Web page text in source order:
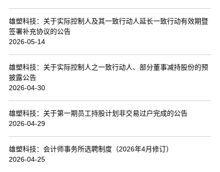
雄塑科技：关于实际控制人及其一致行动人延长一致行动有效期暨
签署补充协议的公告
2026-05-14
雄塑科技：关于实际控制人之一致行动人、部分董事减持股份的预
披露公告
2026-04-30
雄塑科技：关于第一期员工持股计划非交易过户完成的公告
2026-04-29
雄塑科技：会计师事务所选聘制度（2026年4月修订）
2026-04-25